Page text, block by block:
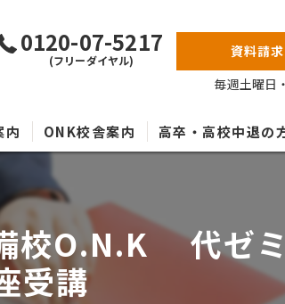
0120-07-5217
(フリーダイヤル)
資料請求
毎週土曜日
内 ONK校舎案内 高卒・高校中退の
O.N.K 代ゼミ
受講